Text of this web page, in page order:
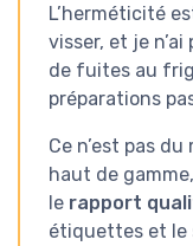
L’herméticité
visser, et je
de fuites au
préparations
Ce n’est pas
haut de
le rapport
étiquettes et le